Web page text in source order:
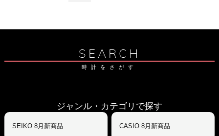
SEARCH
時計をさがす
ジャンル・カテゴリで探す
SEIKO 8月新商品 CASIO 8月新商品